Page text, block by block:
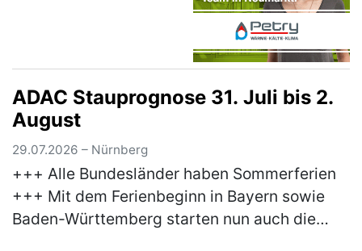
ADAC Stauprognose 31. Juli bis 2.
August
29.07.2026 – Nürnberg
+++ Alle Bundesländer haben Sommerferien
+++ Mit dem Ferienbeginn in Bayern sowie
Baden-Württemberg starten nun auch die